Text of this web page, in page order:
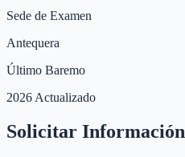
Sede de Examen
Antequera
Último Baremo
2026 Actualizado
Solicitar Información